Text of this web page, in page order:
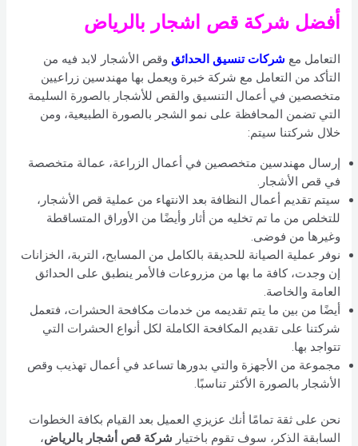
أفضل شركة قص اشجار بالرياض
التعامل مع شركات تنسيق الحدائق وقص الأشجار لابد فيه من
التأكد من التعامل مع شركة خبرة ويعمل بها مهندسين زراعيين
متخصصين في أعمال التنسيق والقص للأشجار بالصورة السليمة
التي تضمن المحافظة على نمو الشجر بالصورة الطبيعية، ومن
خلال شركتنا سيتم:
إرسال مهندسين متخصصين في أعمال الزراعة، عمالة متخصصة
في قص الأشجار.
سيتم تقديم أعمال النظافة بعد الانتهاء من عملية قص الأشجار،
للتخلص من ما تم تخليه من أثار وأيضًا من الأوراق المتساقطة
وغيرها من فوضى.
نوفر عملية الصيانة للحديقة بالكامل من المسابح، التربة، الخزانات
إن وجدت، كافة ما بها من مزروعات فالأمر ينطبق على الحدائق
العامة والخاصة.
أيضًا من بين ما يتم تقديمه من خدمات مكافحة الحشرات، فتعمل
شركتنا على تقديم المكافحة الكاملة لكل أنواع الحشرات التي
تتواجد بها.
مجموعة من الأجهزة والتي بدورها تساعد في أعمال تهذيب وقص
الأشجار بالصورة الأكثر تناسبًا.
نحن على ثقة تمامًا أنك عزيزي العميل بعد القيام بكافة الخطوات
السابقة الذكر، سوف تقوم باختيار شركة قص أشجار بالرياض،